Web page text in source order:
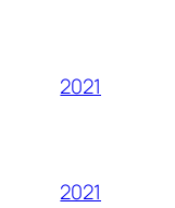
2021
2021